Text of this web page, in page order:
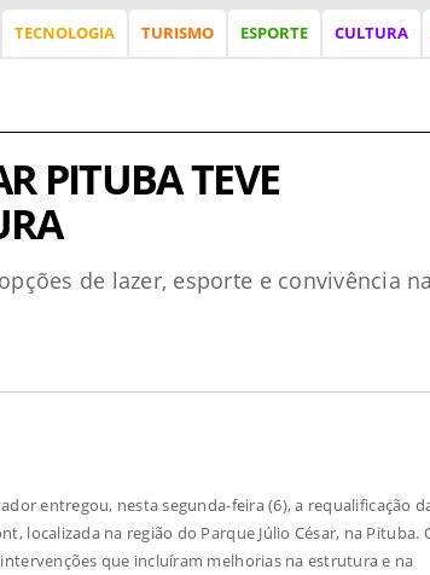
TECNOLOGIA TURISMO ESPORTE CULTURA
PITUBA TEVE
de lazer, esporte e convivência na
entregou, nesta segunda-feira (6), a requalificação
localizada na região do Parque Júlio César, na Pituba.
que incluíram melhorias na estrutura e na